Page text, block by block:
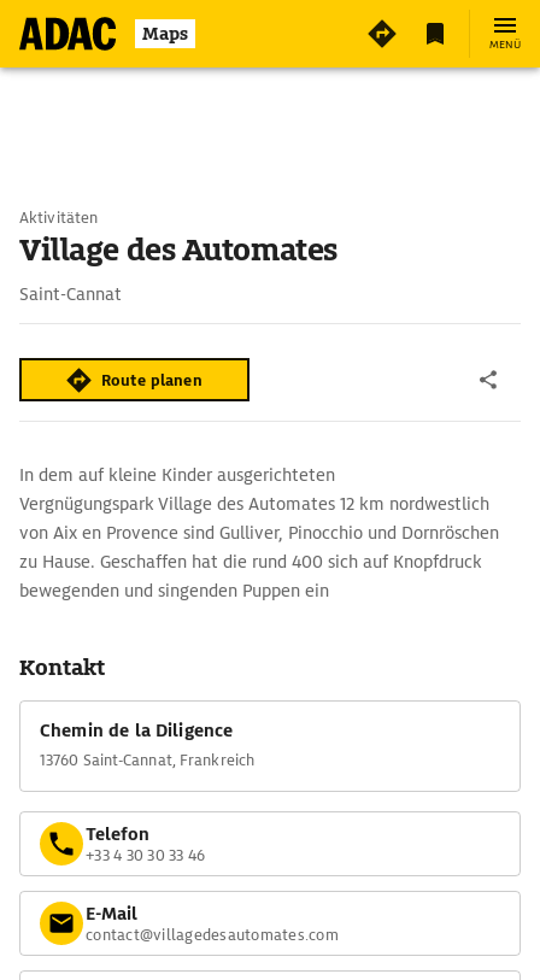
Maps MENÜ
Aktivitäten
Village des Automates
Saint-Cannat
Route planen
In dem auf kleine Kinder ausgerichteten
Vergnügungspark Village des Automates 12 km nordwestlich
von Aix en Provence sind Gulliver, Pinocchio und Dornröschen
zu Hause. Geschaffen hat die rund 400 sich auf Knopfdruck
bewegenden und singenden Puppen ein
Kontakt
Chemin de la Diligence
13760 Saint-Cannat, Frankreich
Telefon
+33 4 30 30 33 46
E-Mail
contact@villagedesautomates.com